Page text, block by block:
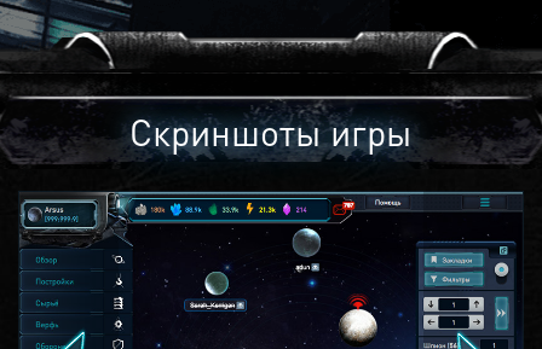
Скриншоты игры